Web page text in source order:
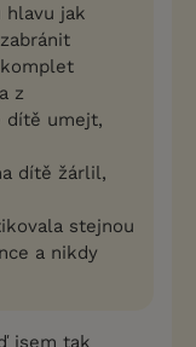
hlavu jak
z
dítě umejt,
dítě žárlil,
stejnou
a nikdy
jsem tak